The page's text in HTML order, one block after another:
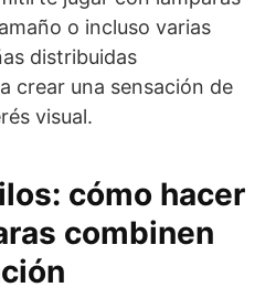
o incluso varias
distribuidas
crear una sensación de
visual.
cómo hacer
combinen